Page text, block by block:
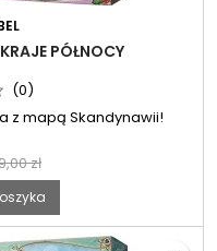
PÓŁNOCY
(0)
z mapą Skandynawii!
zł